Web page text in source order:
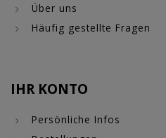
Über uns
Häufig gestellte Fragen
IHR KONTO
Persönliche Infos